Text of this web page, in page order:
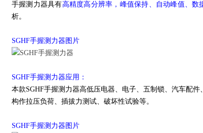
手握测力器具有高精度高分辨率，峰值保持、自动峰值、数
析。
SGHF手握测力器图片
SGHF手握测力器应用：
本款SGHF手握测力器高低压电器、电子、五制锁、汽车配
构作拉压负荷、插拔力测试、破坏性试验等。
SGHF手握测力器图片